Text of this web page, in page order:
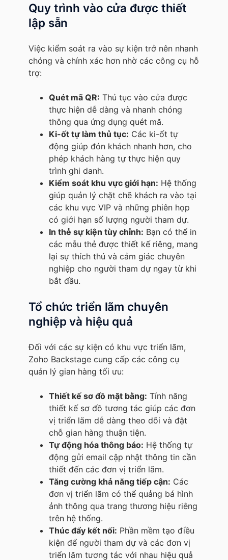
Quy trình vào cửa được thiết
lập sẵn
Việc kiểm soát ra vào sự kiện trở nên nhanh
chóng và chính xác hơn nhờ các công cụ hỗ
trợ:
Quét mã QR: Thủ tục vào cửa được
thực hiện dễ dàng và nhanh chóng
thông qua ứng dụng quét mã.
Ki-ốt tự làm thủ tục: Các ki-ốt tự
động giúp đón khách nhanh hơn, cho
phép khách hàng tự thực hiện quy
trình ghi danh.
Kiểm soát khu vực giới hạn: Hệ thống
giúp quản lý chặt chẽ khách ra vào tại
các khu vực VIP và những phiên họp
có giới hạn số lượng người tham dự.
In thẻ sự kiện tùy chỉnh: Bạn có thể in
các mẫu thẻ được thiết kế riêng, mang
lại sự thích thú và cảm giác chuyên
nghiệp cho người tham dự ngay từ khi
bắt đầu.
Tổ chức triển lãm chuyên
nghiệp và hiệu quả
Đối với các sự kiện có khu vực triển lãm,
Zoho Backstage cung cấp các công cụ
quản lý gian hàng tối ưu:
Thiết kế sơ đồ mặt bằng: Tính năng
thiết kế sơ đồ tương tác giúp các đơn
vị triển lãm dễ dàng theo dõi và đặt
chỗ gian hàng thuận tiện.
Tự động hóa thông báo: Hệ thống tự
động gửi email cập nhật thông tin cần
thiết đến các đơn vị triển lãm.
Tăng cường khả năng tiếp cận: Các
đơn vị triển lãm có thể quảng bá hình
ảnh thông qua trang thương hiệu riêng
trên hệ thống.
Thúc đẩy kết nối: Phần mềm tạo điều
kiện để người tham dự và các đơn vị
triển lãm tương tác với nhau hiệu quả